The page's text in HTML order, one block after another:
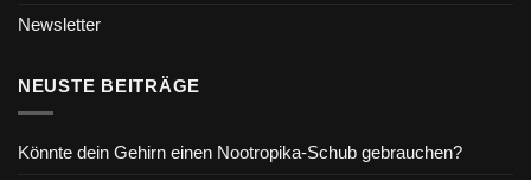
Newsletter
NEUSTE BEITRÄGE
Könnte dein Gehirn einen Nootropika-Schub gebrauchen?